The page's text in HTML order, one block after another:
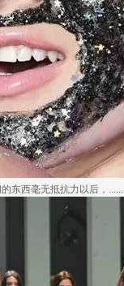
东西毫无抵抗力以后，......